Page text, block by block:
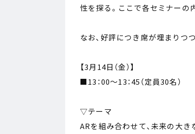
性を探る。ここで各セミナーの
なお、好評につき席が埋まりつ
【3月14日（金）】
■13：00～13：45（定員30名）
▽テーマ
ARを組み合わせて、未来の大